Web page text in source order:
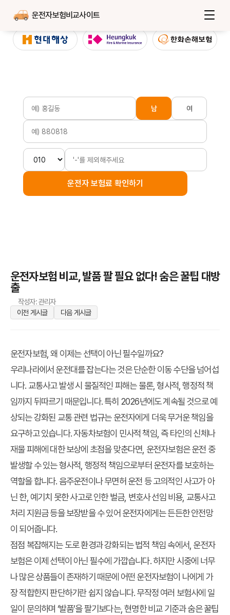
운전자보험비교사이트
남 여
운전자 보험료 확인하기
운전자보험 비교, 발품 팔 필요 없다! 숨은 꿀팁 대방
출
작성자: 관리자
이전 게시글
다음 게시글
운전자보험, 왜 이제는 선택이 아닌 필수일까요?
우리나라에서 운전대를 잡는다는 것은 단순한 이동 수단을 넘어섭
니다. 교통사고 발생 시 물질적인 피해는 물론, 형사적, 행정적 책
임까지 뒤따르기 때문입니다. 특히 2026년에도 계속될 것으로 예
상되는 강화된 교통 관련 법규는 운전자에게 더욱 무거운 책임을
요구하고 있습니다. 자동차보험이 민사적 책임, 즉 타인의 신체나
재물 피해에 대한 보상에 초점을 맞춘다면, 운전자보험은 운전 중
발생할 수 있는 형사적, 행정적 책임으로부터 운전자를 보호하는
역할을 합니다. 음주운전이나 무면허 운전 등 고의적인 사고가 아
닌 한, 예기치 못한 사고로 인한 벌금, 변호사 선임 비용, 교통사고
처리 지원금 등을 보장받을 수 있어 운전자에게는 든든한 안전망
이 되어줍니다.
점점 복잡해지는 도로 환경과 강화되는 법적 책임 속에서, 운전자
보험은 이제 선택이 아닌 필수에 가깝습니다. 하지만 시중에 너무
나 많은 상품들이 존재하기 때문에 어떤 운전자보험이 나에게 가
장 적합한지 판단하기란 쉽지 않습니다. 무작정 여러 보험사에 일
일이 문의하며 ‘발품’을 팔기보다는, 현명한 비교 기준과 숨은 꿀팁